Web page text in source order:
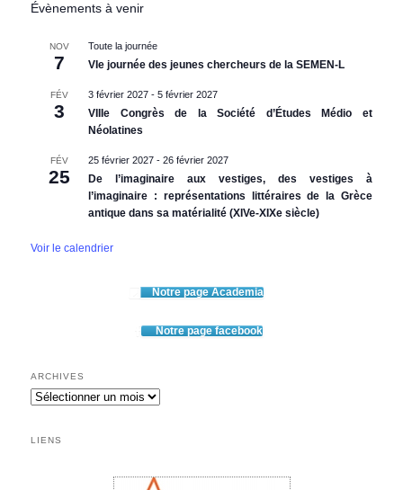
Évènements à venir
NOV
7
Toute la journée
VIe journée des jeunes chercheurs de la SEMEN-L
FÉV
3
3 février 2027 -5 février 2027
VIIIe Congrès de la Société d’Études Médio et
Néolatines
FÉV
25
25 février 2027 -26 février 2027
De l’imaginaire aux vestiges, des vestiges à
l’imaginaire : représentations littéraires de la Grèce
antique dans sa matérialité (XIVe-XIXe siècle)
Voir le calendrier
Notre page Academia
Notre page facebook
ARCHIVES
Archives
LIENS